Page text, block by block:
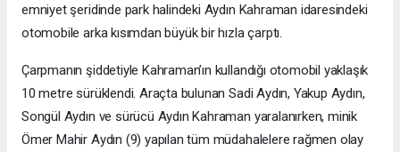
emniyet şeridinde park halindeki Aydın Kahraman idaresindeki
otomobile arka kısımdan büyük bir hızla çarptı.
Çarpmanın şiddetiyle Kahraman’ın kullandığı otomobil yaklaşık
10 metre sürüklendi. Araçta bulunan Sadi Aydın, Yakup Aydın,
Songül Aydın ve sürücü Aydın Kahraman yaralanırken, minik
Ömer Mahir Aydın (9) yapılan tüm müdahalelere rağmen olay